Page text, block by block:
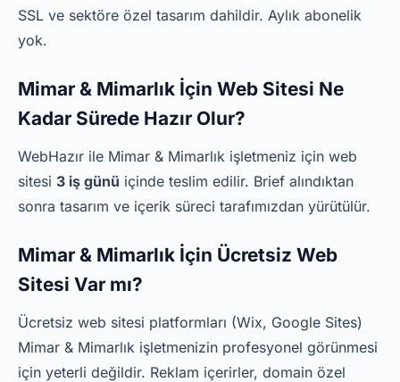
SSL ve sektöre özel tasarım dahildir. Aylık abonelik
yok.
Mimar & Mimarlık İçin Web Sitesi Ne
Kadar Sürede Hazır Olur?
WebHazır ile Mimar & Mimarlık işletmeniz için web
sitesi 3 iş günü içinde teslim edilir. Brief alındıktan
sonra tasarım ve içerik süreci tarafımızdan yürütülür.
Mimar & Mimarlık İçin Ücretsiz Web
Sitesi Var mı?
Ücretsiz web sitesi platformları (Wix, Google Sites)
Mimar & Mimarlık işletmenizin profesyonel görünmesi
için yeterli değildir. Reklam içerirler, domain özel